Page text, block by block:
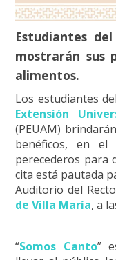
Estudiantes
mostrarán sus
alimentos.
Los estudiantes
Extensión
(PEUAM)
benéficos, en el
perecederos para
cita está pautada
Auditorio del
de Villa María, a
“Somos Canto”